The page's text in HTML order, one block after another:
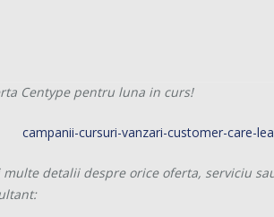
Centype pentru luna in curs!
detalii despre orice oferta, serviciu